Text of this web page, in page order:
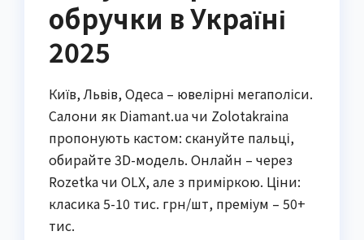
обручки в Україні
2025
Київ, Львів, Одеса – ювелірні мегаполіси.
Салони як Diamant.ua чи Zolotakraina
пропонують кастом: скануйте пальці,
обирайте 3D-модель. Онлайн – через
Rozetka чи OLX, але з приміркою. Ціни:
класика 5-10 тис. грн/шт, преміум – 50+
тис.